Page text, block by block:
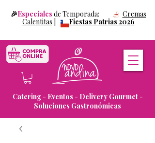
Catering - Eventos - Delivery Gourmet -
Soluciones Gastronómicas
🎉Especiales de Temporada: Cremas
Calentitas
Fiestas Patrias 2026